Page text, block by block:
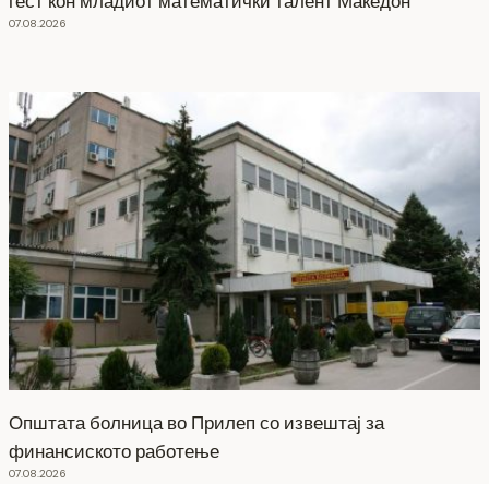
07.08.2026
Општата болница во Прилеп со извештај за
финансиското работење
07.08.2026